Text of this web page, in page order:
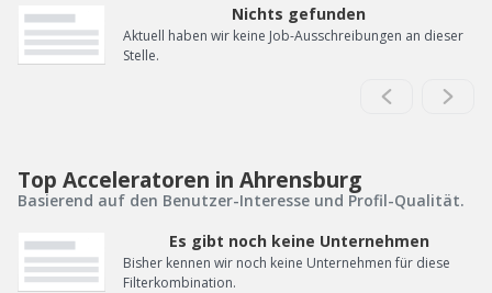
Nichts gefunden
Aktuell haben wir keine Job-Ausschreibungen an dieser
Stelle.
Top Acceleratoren in Ahrensburg
Basierend auf den Benutzer-Interesse und Profil-Qualität.
Es gibt noch keine Unternehmen
Bisher kennen wir noch keine Unternehmen für diese
Filterkombination.